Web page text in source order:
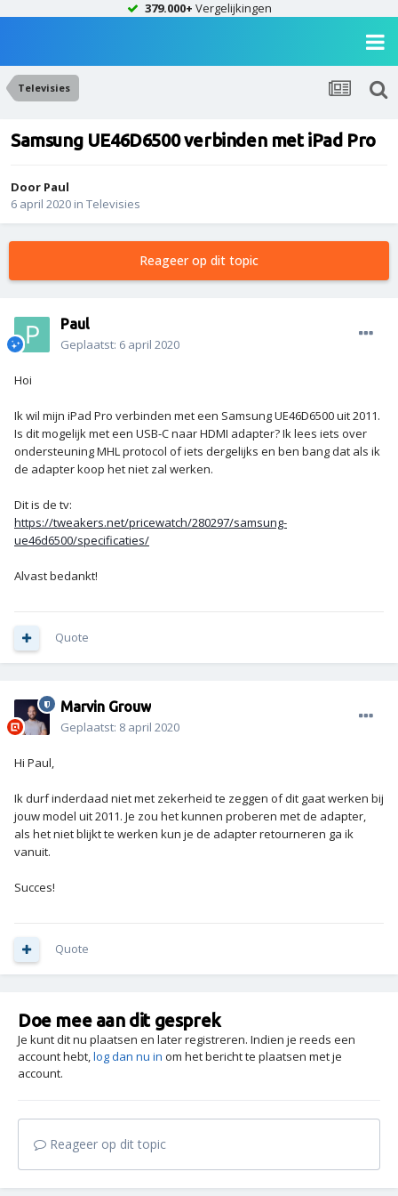
379.000+ Vergelijkingen
Televisies
Samsung UE46D6500 verbinden met iPad Pro
Door Paul
6 april 2020 in Televisies
Reageer op dit topic
Paul
Geplaatst: 6 april 2020
Hoi
Ik wil mijn iPad Pro verbinden met een Samsung UE46D6500 uit 2011.
Is dit mogelijk met een USB-C naar HDMI adapter? Ik lees iets over
ondersteuning MHL protocol of iets dergelijks en ben bang dat als ik
de adapter koop het niet zal werken.
Dit is de tv:
https://tweakers.net/pricewatch/280297/samsung-
ue46d6500/specificaties/
Alvast bedankt!
Quote
Marvin Grouw
Geplaatst: 8 april 2020
Hi Paul,
Ik durf inderdaad niet met zekerheid te zeggen of dit gaat werken bij
jouw model uit 2011. Je zou het kunnen proberen met de adapter,
als het niet blijkt te werken kun je de adapter retourneren ga ik
vanuit.
Succes!
Quote
Doe mee aan dit gesprek
Je kunt dit nu plaatsen en later registreren. Indien je reeds een
account hebt,log dan nu in om het bericht te plaatsen met je
account.
Reageer op dit topic